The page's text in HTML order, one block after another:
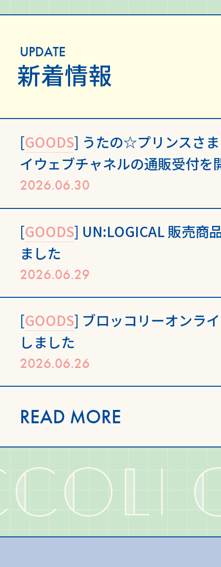
UPDATE
新着情報
[GOODS] うたの☆プリンスさ
イウェブチャネルの通販受付を
2026.06.30
[GOODS] UN:LOGICAL 販売商
ました
2026.06.29
[GOODS] ブロッコリーオンラ
しました
2026.06.26
READ MORE